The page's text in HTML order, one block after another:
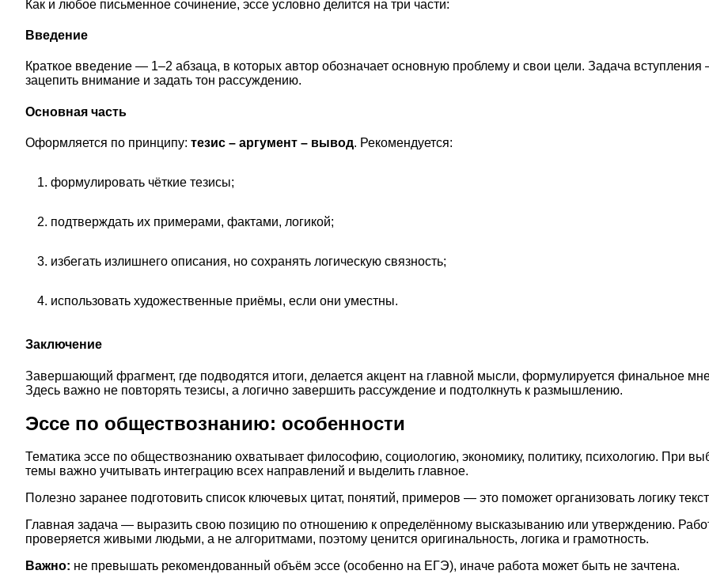
Как и любое письменное сочинение, эссе условно делится на три части:
Введение
Краткое введение — 1–2 абзаца, в которых автор обозначает основную проблему и свои цели. Задача
зацепить внимание и задать тон рассуждению.
Основная часть
Оформляется по принципу: тезис – аргумент – вывод. Рекомендуется:
формулировать чёткие тезисы;
подтверждать их примерами, фактами, логикой;
избегать излишнего описания, но сохранять логическую связность;
использовать художественные приёмы, если они уместны.
Заключение
Завершающий фрагмент, где подводятся итоги, делается акцент на главной мысли, формулируется финальное
Здесь важно не повторять тезисы, а логично завершить рассуждение и подтолкнуть к размышлению.
Эссе по обществознанию: особенности
Тематика эссе по обществознанию охватывает философию, социологию, экономику, политику, психологию. При
темы важно учитывать интеграцию всех направлений и выделить главное.
Полезно заранее подготовить список ключевых цитат, понятий, примеров — это поможет организовать логику
Главная задача — выразить свою позицию по отношению к определённому высказыванию или утверждению.
проверяется живыми людьми, а не алгоритмами, поэтому ценится оригинальность, логика и грамотность.
Важно: не превышать рекомендованный объём эссе (особенно на ЕГЭ), иначе работа может быть не зачтена.